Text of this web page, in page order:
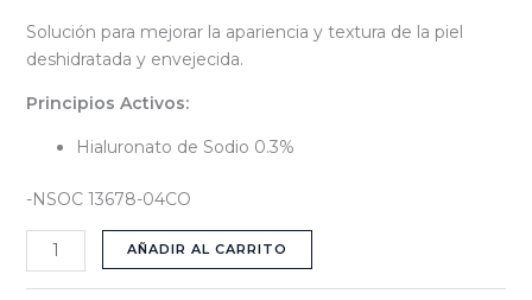
Solución para mejorar la apariencia y textura de la piel
deshidratada y envejecida.
Principios Activos:
Hialuronato de Sodio 0.3%
-NSOC 13678-04CO
AÑADIR AL CARRITO